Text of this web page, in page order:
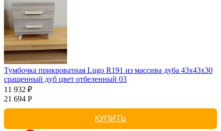
Тумбочка прикроватная Lugo R191 из массива дуба 43х43х30
сращенный дуб цвет отбеленный 03
11 932 ₽
21 694 Р
КУПИТЬ